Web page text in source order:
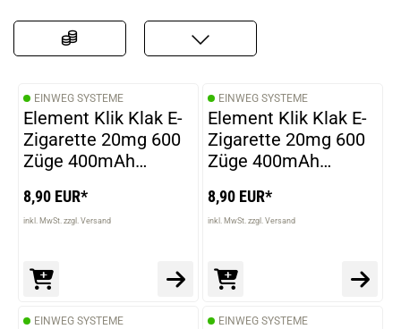
EINWEG SYSTEME
Element Klik Klak E-
Zigarette 20mg 600
Züge 400mAh
8,90 EUR*
inkl. MwSt. zzgl. Versand
EINWEG SYSTEME
Element Klik Klak E-
Zigarette 20mg 600
Züge 400mAh
8,90 EUR*
inkl. MwSt. zzgl. Versand
EINWEG SYSTEME EINWEG SYSTEME